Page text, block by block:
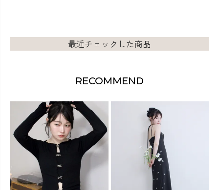
最近チェックした商品
RECOMMEND